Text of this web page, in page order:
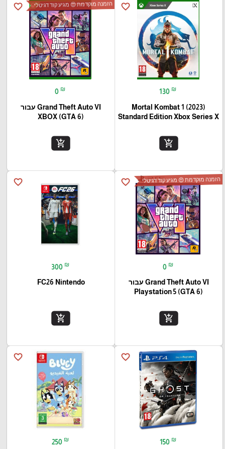
favorite_border
130 ₪
Mortal Kombat 1 (2023)
Standard Edition Xbox Series X
add_shopping_cart
favorite_border הזמנה מוקדמת 😍 מגיע קוד דגיטלי
0 ₪
Grand Theft Auto VI עבור
(XBOX (GTA 6
add_shopping_cart
favorite_border הזמנה מוקדמת 😍 מגיע קוד דגיטלי
0 ₪
Grand Theft Auto VI עבור
(Playstation 5 (GTA 6
add_shopping_cart
favorite_border
300 ₪
FC26 Nintendo
add_shopping_cart
favorite_border
150 ₪
favorite_border
250 ₪